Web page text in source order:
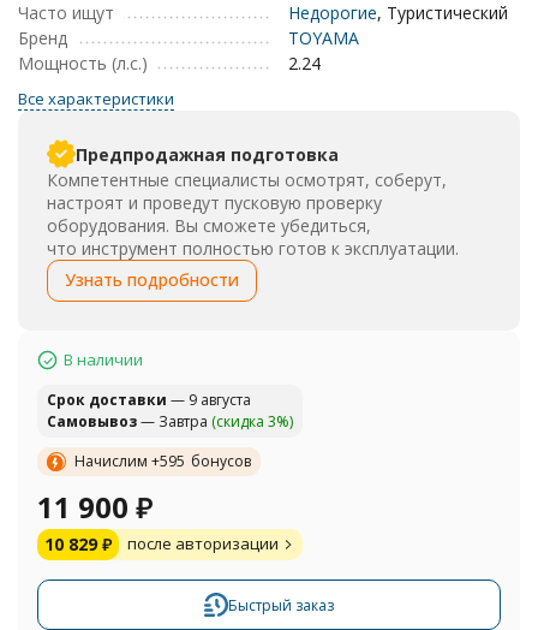
Часто ищут
Недорогие, Туристический
Бренд
TOYAMA
Мощность (л.с.)
2.24
Все характеристики
Предпродажная подготовка
Компетентные специалисты осмотрят, соберут,
настроят и проведут пусковую проверку
оборудования. Вы сможете убедиться,
что инструмент полностью готов к эксплуатации.
Узнать подробности
В наличии
Cрок доставки — 9 августа
Самовывоз— Завтра (скидка 3%)
Начислим +595 бонусов
11 900 ₽
10 829₽ после авторизации
Быстрый заказ